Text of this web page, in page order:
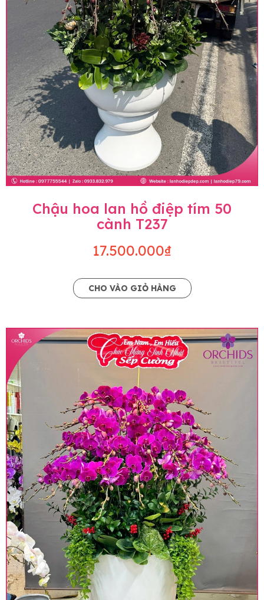
Chậu hoa lan hồ điệp tím 50
cành T237
17.500.000₫
CHO VÀO GIỎ HÀNG